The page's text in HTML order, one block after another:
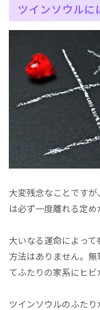
ツインソウルに
大変残念なことです
は必ず一度離れる定め
大いなる運命によっ
方法はありません。
てふたりの家系にヒビ
ツインソウルのふた